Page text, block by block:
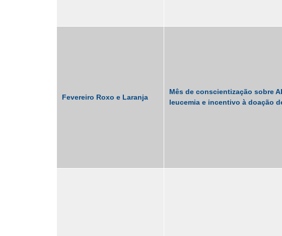
Fevereiro Roxo e Laranja
Mês de conscientização sobre
leucemia e incentivo à doação